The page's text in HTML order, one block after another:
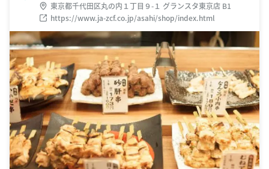
東京都千代田区丸の内１丁目９-１ グランスタ東京店 B1
https://www.ja-zcf.co.jp/asahi/shop/index.html